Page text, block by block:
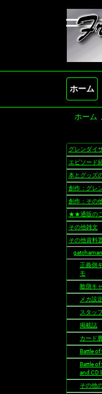
ホーム
ホーム
ナ
ビ
ゲ
ー
シ
ョ
ン
グレンダイ
エピソード
本とグッズ
創作：グレ
創作：その
★★通販の
その他雑文
その他資料
gatchaman
正義側
モ
敵側キ
メカ設定
スタッ
掲載誌
カード
Battle of
Battle of
and CD
その他